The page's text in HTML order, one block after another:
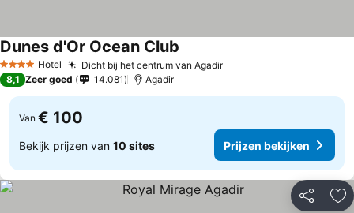
4 SterrenHotel Dicht bij het centrum van Agadir
Dunes d'Or Ocean Club
8,1 Zeer goed 14.081 Agadir
Van € 100
Bekijk prijzen van 10 sites Prijzen bekijken
Delen